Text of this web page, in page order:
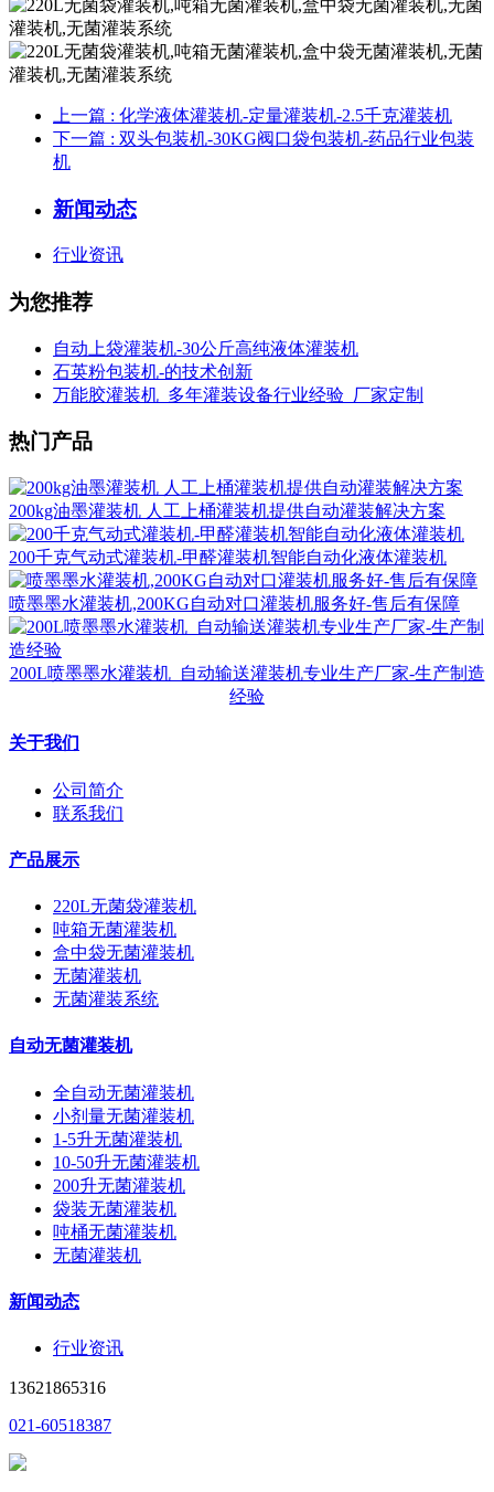
上一篇 : 化学液体灌装机-定量灌装机-2.5千克灌装机
下一篇 : 双头包装机-30KG阀口袋包装机-药品行业包装
机
新闻动态
行业资讯
为您推荐
自动上袋灌装机-30公斤高纯液体灌装机
石英粉包装机-的技术创新
万能胶灌装机_多年灌装设备行业经验_厂家定制
热门产品
200kg油墨灌装机 人工上桶灌装机提供自动灌装解决方案
200千克气动式灌装机-甲醛灌装机智能自动化液体灌装机
喷墨墨水灌装机,200KG自动对口灌装机服务好-售后有保障
200L喷墨墨水灌装机_自动输送灌装机专业生产厂家-生产制造
经验
关于我们
公司简介
联系我们
产品展示
220L无菌袋灌装机
吨箱无菌灌装机
盒中袋无菌灌装机
无菌灌装机
无菌灌装系统
自动无菌灌装机
全自动无菌灌装机
小剂量无菌灌装机
1-5升无菌灌装机
10-50升无菌灌装机
200升无菌灌装机
袋装无菌灌装机
吨桶无菌灌装机
无菌灌装机
新闻动态
行业资讯
13621865316
021-60518387